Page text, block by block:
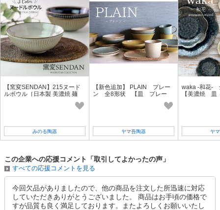
【窯変SENDAN】215ヌード
ルボウル［日本製 美濃焼 麺
みのる陶器
【新色追加】 PLAIN プレー
ン 全8形状 【皿 プレー
ヤマ吾陶器
waka -和花-
【美濃焼
ヤ
この企業への応援コメント「取引してよかったの声」
すべての応援コメントを見る
今回欠品がありましたので、他の商品を注文した所迅速に対応
していただきありがとうございました。 商品はお手頃の価格で
すが品質も良く満足しております。またよろしくお願いいたし